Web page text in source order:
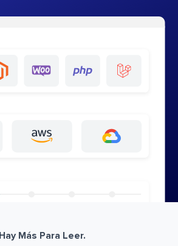
Hay Más Para Leer.